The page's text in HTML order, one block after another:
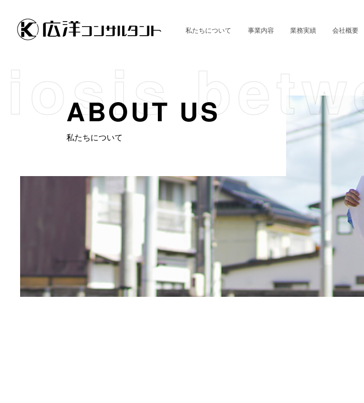
私たちについて 事業内容 業務実績 会社概要
ABOUT US
私たちについて